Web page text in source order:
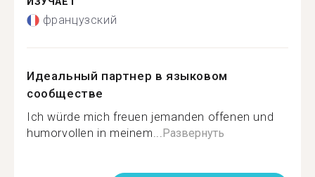
французский
Идеальный партнер в языковом
сообществе
Ich würde mich freuen jemanden offenen und
humorvollen in meinem...Развернуть